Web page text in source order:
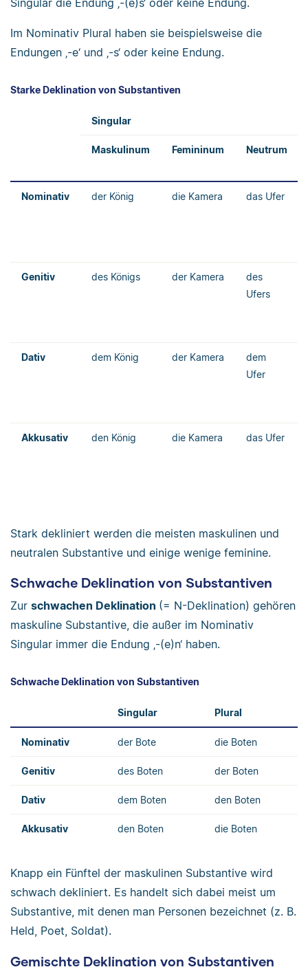
Im Nominativ Plural haben sie beispielsweise die
Endungen ‚-e‘ und ‚-s‘ oder keine Endung.
Starke Deklination von Substantiven
Singular
Maskulinum Femininum Neutrum
Nominativ der König die Kamera das Ufer
Genitiv des Königs der Kamera
des
Ufers
Dativ dem König der Kamera
dem
Ufer
Akkusativ den König die Kamera das Ufer
Stark dekliniert werden die meisten maskulinen und
neutralen Substantive und einige wenige feminine.
Schwache Deklination von Substantiven
Zur schwachen Deklination (= N-Deklination) gehören
maskuline Substantive, die außer im Nominativ
Singular immer die Endung ‚-(e)n‘ haben.
Schwache Deklination von Substantiven
Singular Plural
Nominativ der Bote die Boten
Genitiv des Boten der Boten
Dativ dem Boten den Boten
Akkusativ den Boten die Boten
Knapp ein Fünftel der maskulinen Substantive wird
schwach dekliniert. Es handelt sich dabei meist um
Substantive, mit denen man Personen bezeichnet (z. B.
Held, Poet, Soldat).
Gemischte Deklination von Substantiven